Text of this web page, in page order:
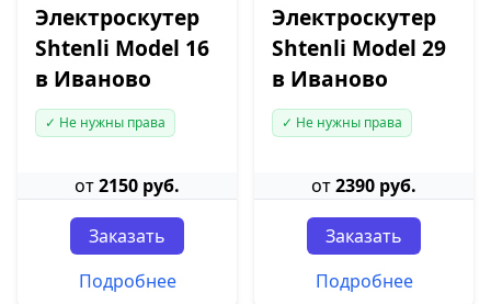
Электроскутер
Shtenli Model 16
в Иваново
✓ Не нужны права
от2150 руб.
Заказать
Подробнее
Электроскутер
Shtenli Model 29
в Иваново
✓ Не нужны права
от2390 руб.
Заказать
Подробнее